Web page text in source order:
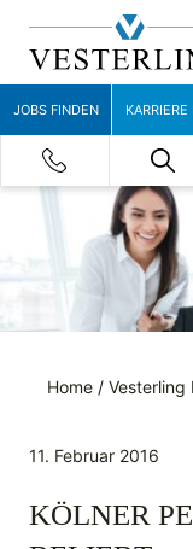
JOBS FINDEN
Home / Vesterling
11. Februar 2016
KÖLNER